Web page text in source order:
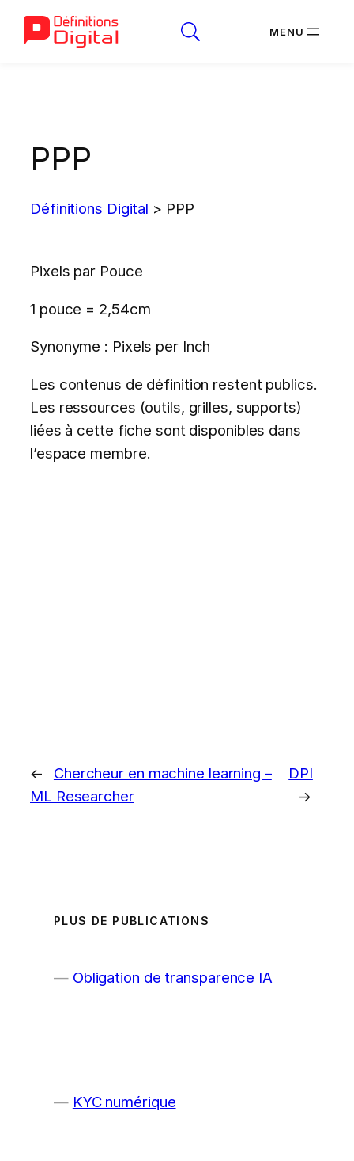
PPP
Définitions Digital > PPP
Pixels par Pouce
1 pouce = 2,54cm
Synonyme : Pixels per Inch
Les contenus de définition restent publics.
Les ressources (outils, grilles, supports)
liées à cette fiche sont disponibles dans
l’espace membre.
←
Chercheur en machine learning –
ML Researcher
DPI
→
PLUS DE PUBLICATIONS
Obligation de transparence IA
KYC numérique